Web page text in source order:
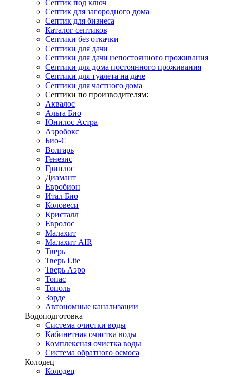
Септик под ключ
Септик для загородного дома
Септик для бизнеса
Каталог септиков
Септики без откачки
Септики для дачи
Септики для дачи непостоянного проживания
Септики для дома постоянного проживания
Септики для туалета на даче
Септики для частного дома
Септики по производителям:
Аквалос
Альта Био
Юнилос Астра
Аэробокс
Био-С
Волгарь
Генезис
Гринлос
Диамант
Евробион
Итал Био
Коловеси
Кристалл
Евролос
Малахит
Малахит AIR
Тверь
Тверь Lite
Тверь Аэро
Топас
Тополь
Зорде
Автономные канализации
Водоподготовка
Система очистки воды
Кабинетная очистка воды
Комплексная очистка воды
Система обратного осмоса
Колодец
Колодец